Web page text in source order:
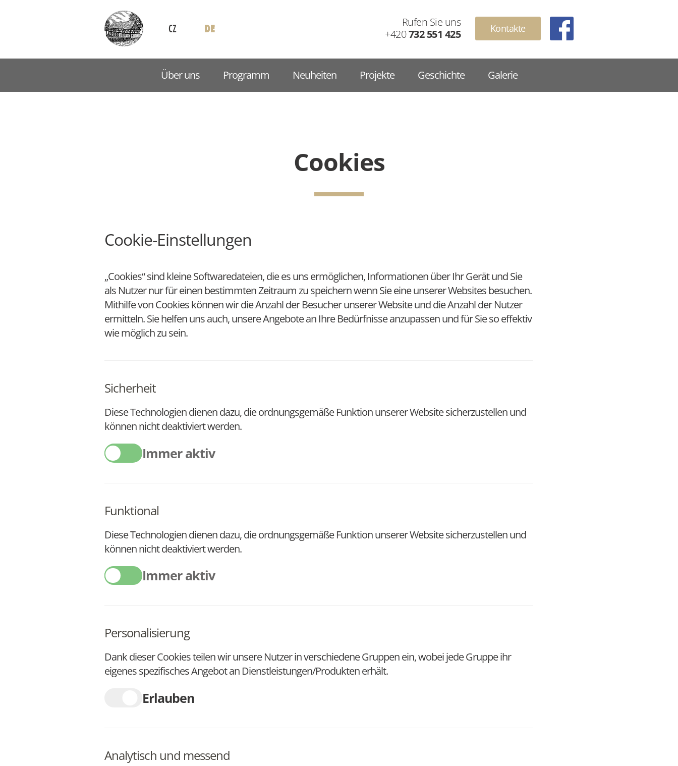
CZ DE
Rufen Sie uns
+420732 551 425 Kontakte
Über uns Programm Neuheiten Projekte Geschichte Galerie
Cookies
Cookie-Einstellungen
„Cookies“ sind kleine Softwaredateien, die es uns ermöglichen, Informationen über Ihr Gerät und Sie
als Nutzer nur für einen bestimmten Zeitraum zu speichern wenn Sie eine unserer Websites besuchen.
Mithilfe von Cookies können wir die Anzahl der Besucher unserer Website und die Anzahl der Nutzer
ermitteln. Sie helfen uns auch, unsere Angebote an Ihre Bedürfnisse anzupassen und für Sie so effektiv
wie möglich zu sein.
Sicherheit
Diese Technologien dienen dazu, die ordnungsgemäße Funktion unserer Website sicherzustellen und
können nicht deaktiviert werden.
Immer aktiv
Funktional
Diese Technologien dienen dazu, die ordnungsgemäße Funktion unserer Website sicherzustellen und
können nicht deaktiviert werden.
Immer aktiv
Personalisierung
Dank dieser Cookies teilen wir unsere Nutzer in verschiedene Gruppen ein, wobei jede Gruppe ihr
eigenes spezifisches Angebot an Dienstleistungen/Produkten erhält.
Erlauben
Analytisch und messend